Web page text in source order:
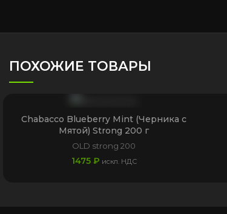
ПОХОЖИЕ ТОВАРЫ
Chabacco Blueberry Mint (Черника с
Мятой) Strong 200 г
OLD strong 200
1475 ₽ искл. НДС